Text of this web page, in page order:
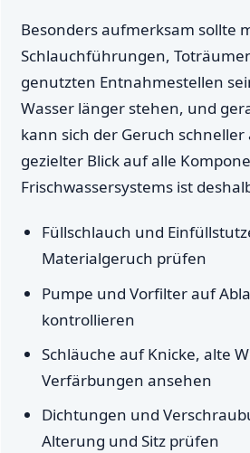
Besonders aufmerksam sollte
Schlauchführungen,
genutzten Entnahmestellen
Wasser länger stehen, und
kann sich der Geruch
gezielter Blick auf alle
Frischwassersystems ist
Füllschlauch und
Materialgeruch prüfen
Pumpe und Vorfilter auf
kontrollieren
Schläuche auf Knicke, alte
Verfärbungen ansehen
Dichtungen und
Alterung und Sitz prüfen